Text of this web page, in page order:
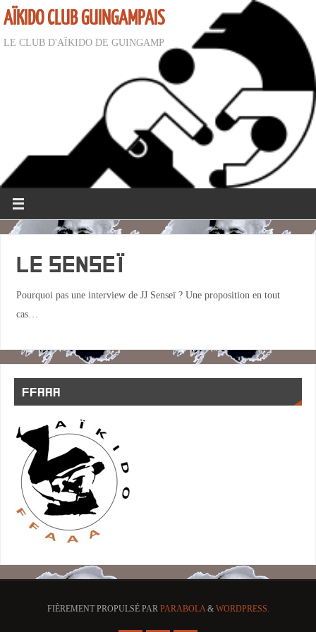
AÏKIDO CLUB GUINGAMPAIS
LE CLUB D'AÏKIDO DE GUINGAMP
Le Senseï
Pourquoi pas une interview de JJ Senseï ? Une proposition en tout
cas…
FFAAA
FIÈREMENT PROPULSÉ PAR PARABOLA& WORDPRESS.